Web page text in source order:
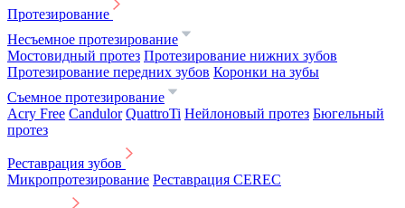
Протезирование
Несъемное протезирование
Мостовидный протез Протезирование нижних зубов
Протезирование передних зубов Коронки на зубы
Съемное протезирование
Acry Free Candulor QuattroTi Нейлоновый протез Бюгельный
протез
Реставрация зубов
Микропротезирование Реставрация CEREC